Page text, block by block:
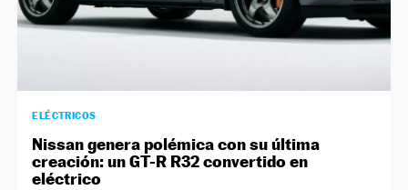
ELÉCTRICOS
Nissan genera polémica con su última
creación: un GT-R R32 convertido en
eléctrico